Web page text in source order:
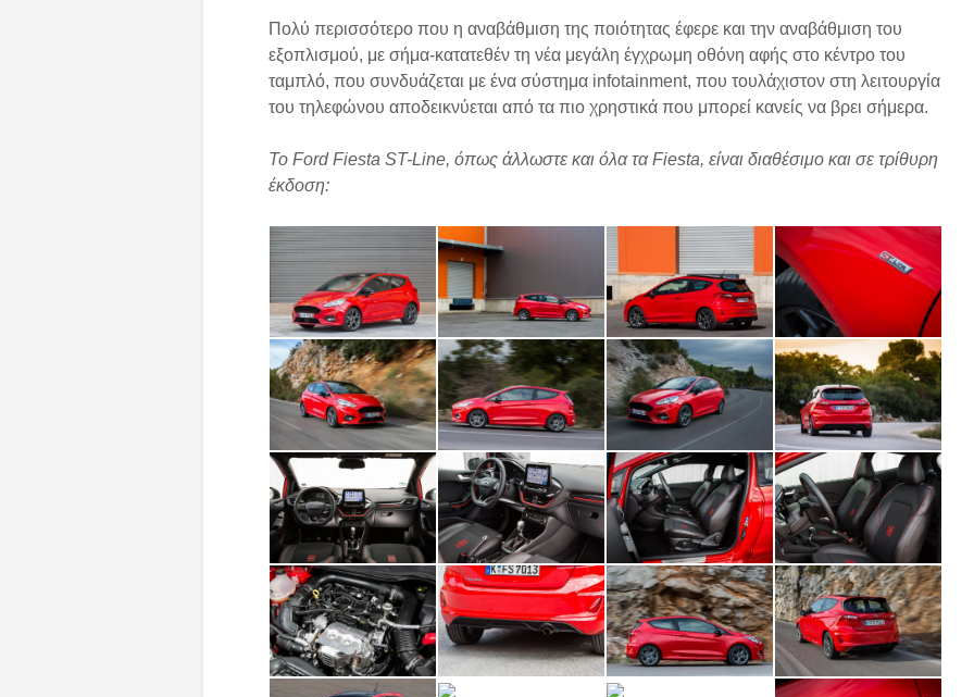
Πολύ περισσότερο που η αναβάθμιση της ποιότητας έφερε και την αναβάθμιση του
εξοπλισμού, με σήμα-κατατεθέν τη νέα μεγάλη έγχρωμη οθόνη αφής στο κέντρο του
ταμπλό, που συνδυάζεται με ένα σύστημα infotainment, που τουλάχιστον στη λειτουργία
του τηλεφώνου αποδεικνύεται από τα πιο χρηστικά που μπορεί κανείς να βρει σήμερα.
Το Ford Fiesta ST-Line, όπως άλλωστε και όλα τα Fiesta, είναι διαθέσιμο και σε τρίθυρη
έκδοση: